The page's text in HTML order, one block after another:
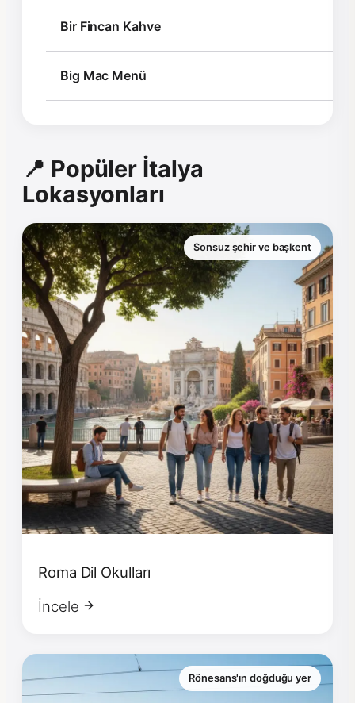
Bir Fincan Kahve
Big Mac Menü
📍 Popüler İtalya
Lokasyonları
Sonsuz şehir ve başkent
Roma Dil Okulları
İncele
Rönesans'ın doğduğu yer